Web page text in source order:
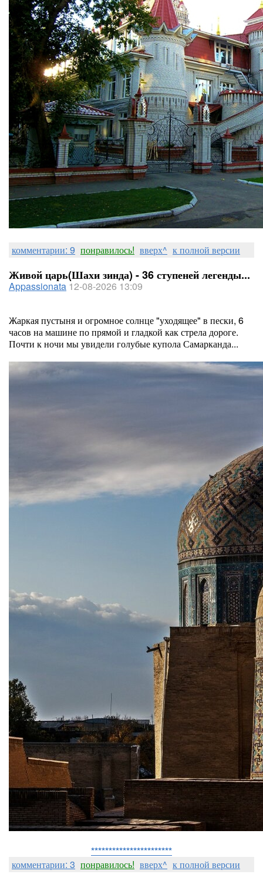
комментарии: 9 понравилось! вверх^ к полной версии
Живой царь(Шахи зинда) - 36 ступеней легенды...
Appassionata 12-08-2026 13:09
Жаркая пустыня и огромное солнце "уходящее" в пески, 6
часов на машине по прямой и гладкой как стрела дороге.
Почти к ночи мы увидели голубые купола Самарканда...
***********************
комментарии: 3 понравилось! вверх^ к полной версии